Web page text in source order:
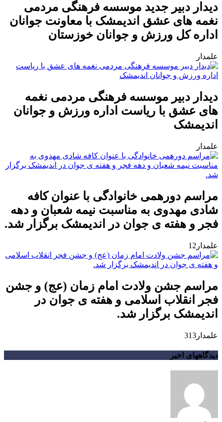
دیدار دبیر جدید موسسه فرهنگی مردمی
نغمه های عشق اندیمشک با معاونت جوانان
اداره کل ورزش و جوانان خوزستان
علمدار
دیدار دبیر موسسه فرهنگی مردمی نغمه
های عشق با ریاست اداره ورزش و جوانان
اندیمشک
علمدار
مراسم دورهمی خانوادگی با عنوان کافه
شادی مهدوی به مناسبت نیمه شعبان و دهه
فجر و هفته ی جوان در اندیمشک برگزار شد.
علمدار12
مراسم جشن ولادت امام زمان (عج) و جشن
فجر انقلاب اسلامی و هفته ی جوان در
اندیمشک برگزار شد.
علمدار313
دیدگاههای اخیر